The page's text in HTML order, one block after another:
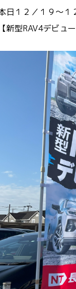
日１２／１９～１
【新型RAV4デビュ